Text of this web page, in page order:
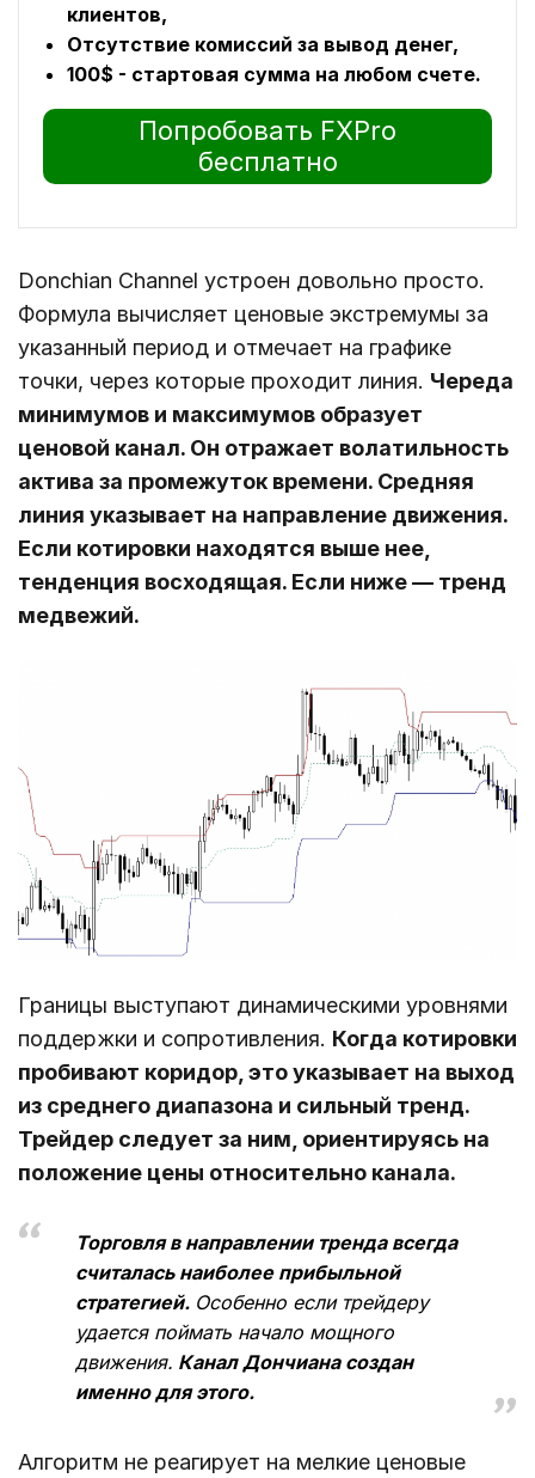
клиентов,
Отсутствие комиссий за вывод денег,
100$ - стартовая сумма на любом счете.
Попробовать FXPro
бесплатно
Donchian Channel устроен довольно просто.
Формула вычисляет ценовые экстремумы за
указанный период и отмечает на графике
точки, через которые проходит линия. Череда
минимумов и максимумов образует
ценовой канал. Он отражает волатильность
актива за промежуток времени. Средняя
линия указывает на направление движения.
Если котировки находятся выше нее,
тенденция восходящая. Если ниже ― тренд
медвежий.
Границы выступают динамическими уровнями
поддержки и сопротивления. Когда котировки
пробивают коридор, это указывает на выход
из среднего диапазона и сильный тренд.
Трейдер следует за ним, ориентируясь на
положение цены относительно канала.
Торговля в направлении тренда всегда
считалась наиболее прибыльной
стратегией. Особенно если трейдеру
удается поймать начало мощного
движения. Канал Дончиана создан
именно для этого.
Алгоритм не реагирует на мелкие ценовые